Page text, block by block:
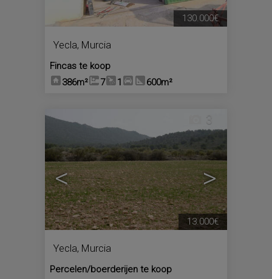
Yecla, Murcia
Fincas te koop
386m²
7 1 600m²
130.000€
< >
3
Yecla, Murcia
Percelen/boerderijen te koop
13.000€